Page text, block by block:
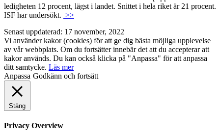
ledigheten 12 procent, lägst i landet. Snittet i hela riket är 21 procent.
ISF har undersökt. >>
Senast uppdaterad: 17 november, 2022
Vi använder kakor (cookies) för att ge dig bästa möjliga upplevelse
av vår webbplats. Om du fortsätter innebär det att du accepterar att
kakor används. Du kan också klicka på "Anpassa" för att anpassa
ditt samtycke. Läs mer
Anpassa Godkänn och fortsätt
Stäng
Privacy Overview